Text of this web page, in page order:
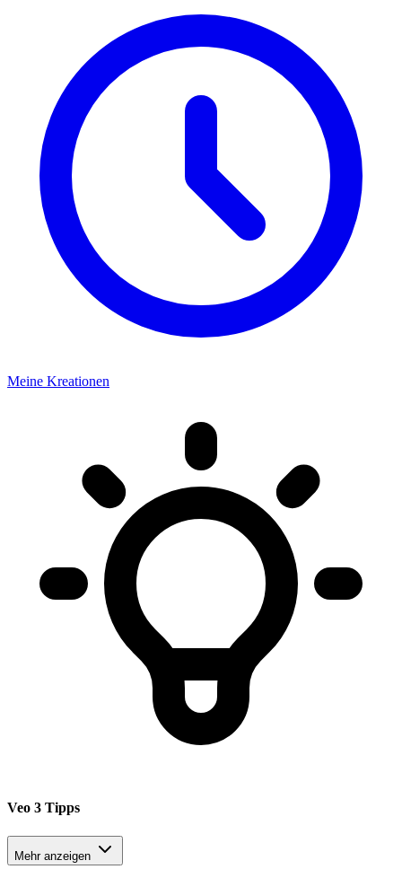
Meine Kreationen
Veo 3 Tipps
Mehr anzeigen